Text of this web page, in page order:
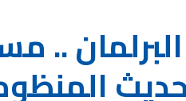
..